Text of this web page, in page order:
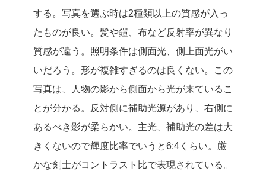
する。写真を選ぶ時は2種類以上の質感が入っ
たものが良い。髪や鎧、布など反射率が異なり
質感が違う。照明条件は側面光、側上面光がい
いだろう。形が複雑すぎるのは良くない。この
写真は、人物の影から側面から光が来ているこ
とが分かる。反対側に補助光源があり、右側に
あるべき影が柔らかい。主光、補助光の差は大
きくないので輝度比率でいうと6:4くらい。厳
かな剣士がコントラスト比で表現されている。